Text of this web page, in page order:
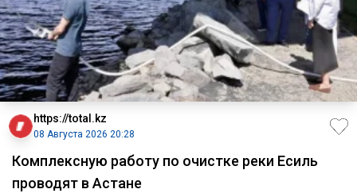
https://total.kz
08 Августа 2026 20:28
Комплексную работу по очистке реки Есиль
проводят в Астане